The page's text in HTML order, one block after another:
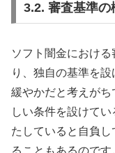
3.2. 審査基準の
ソフト闇金におけ
り、独自の基準を
緩やかだと考えが
しい条件を設けて
たしていると自負
ることもあるので